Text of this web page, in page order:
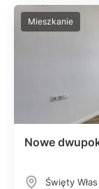
Mieszkanie
Nowe
Święty Włas